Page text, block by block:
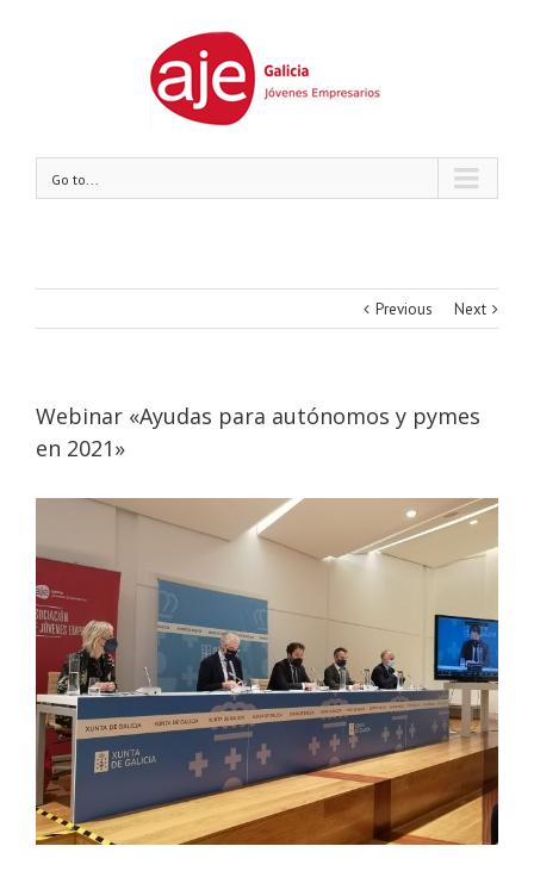
Go to...
Previous Next
Webinar «Ayudas para autónomos y pymes
en 2021»